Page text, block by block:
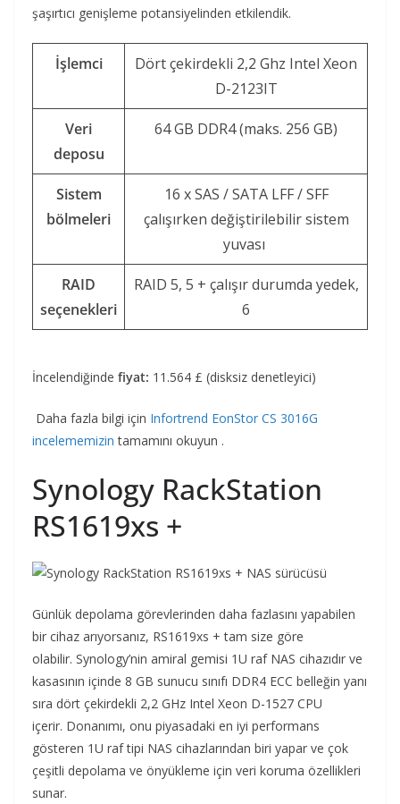
şaşırtıcı genişleme potansiyelinden etkilendik.
İşlemci
Dört çekirdekli 2,2 Ghz Intel Xeon
D-2123IT
Veri
deposu
64 GB DDR4 (maks. 256 GB)
Sistem
bölmeleri
16 x SAS / SATA LFF / SFF
çalışırken değiştirilebilir sistem
yuvası
RAID
seçenekleri
RAID 5, 5 + çalışır durumda yedek,
6
İncelendiğinde fiyat: 11.564 £ (disksiz denetleyici)
Daha fazla bilgi için Infortrend EonStor CS 3016G
incelememizin tamamını okuyun .
Synology RackStation
RS1619xs +
Günlük depolama görevlerinden daha fazlasını yapabilen
bir cihaz arıyorsanız, RS1619xs + tam size göre
olabilir. Synology’nin amiral gemisi 1U raf NAS cihazıdır ve
kasasının içinde 8 GB sunucu sınıfı DDR4 ECC belleğin yanı
sıra dört çekirdekli 2,2 GHz Intel Xeon D-1527 CPU
içerir. Donanımı, onu piyasadaki en iyi performans
gösteren 1U raf tipi NAS cihazlarından biri yapar ve çok
çeşitli depolama ve önyükleme için veri koruma özellikleri
sunar.